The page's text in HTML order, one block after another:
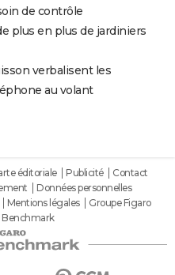
de contrôle
plus en plus de jardiniers
verbalisent les
au volant
éditoriale Publicité
Contact
Données personnelles
Mentions légales
Groupe Figaro